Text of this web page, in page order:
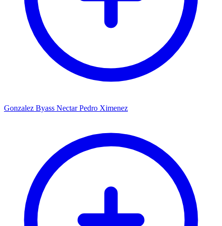
Gonzalez Byass Nectar Pedro Ximenez